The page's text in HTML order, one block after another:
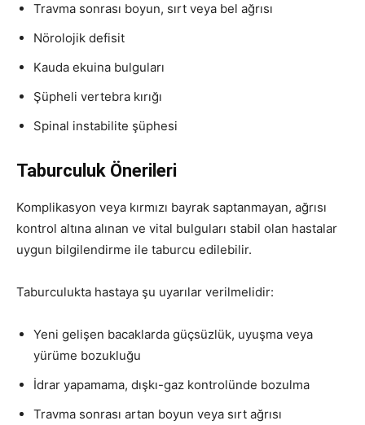
Travma sonrası boyun, sırt veya bel ağrısı
Nörolojik defisit
Kauda ekuina bulguları
Şüpheli vertebra kırığı
Spinal instabilite şüphesi
Taburculuk Önerileri
Komplikasyon veya kırmızı bayrak saptanmayan, ağrısı
kontrol altına alınan ve vital bulguları stabil olan hastalar
uygun bilgilendirme ile taburcu edilebilir.
Taburculukta hastaya şu uyarılar verilmelidir:
Yeni gelişen bacaklarda güçsüzlük, uyuşma veya
yürüme bozukluğu
İdrar yapamama, dışkı-gaz kontrolünde bozulma
Travma sonrası artan boyun veya sırt ağrısı